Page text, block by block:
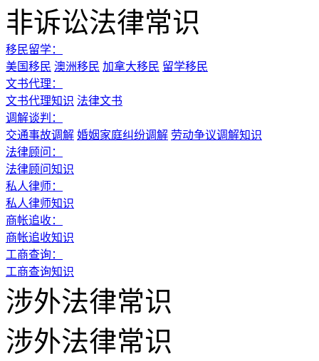
非诉讼法律常识
移民留学：
美国移民 澳洲移民 加拿大移民 留学移民
文书代理：
文书代理知识 法律文书
调解谈判：
交通事故调解 婚姻家庭纠纷调解 劳动争议调解知识
法律顾问：
法律顾问知识
私人律师：
私人律师知识
商帐追收：
商帐追收知识
工商查询：
工商查询知识
涉外法律常识
涉外法律常识